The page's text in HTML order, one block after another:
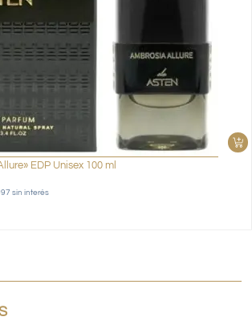
EDP Unisex 100 ml
sin interés